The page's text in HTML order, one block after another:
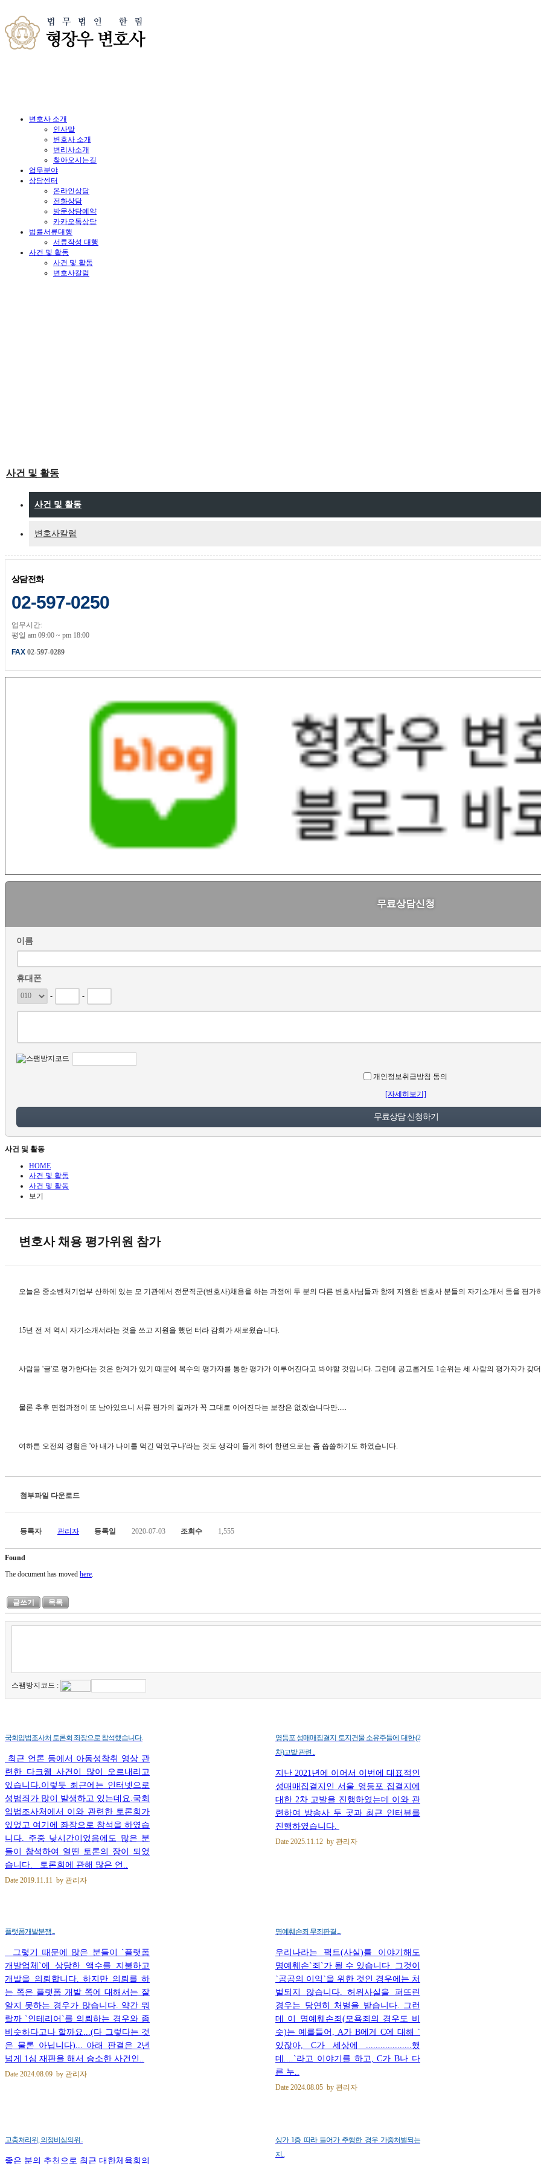
변호사 소개
인사말
변호사 소개
변리사소개
찾아오시는길
업무분야
상담센터
온라인상담
전화상담
방문상담예약
카카오톡상담
법률서류대행
서류작성 대행
사건 및 활동
사건 및 활동
변호사칼럼
사건 및 활동
사건 및 활동
변호사칼럼
상담전화
02-597-0250
업무시간:
평일 am 09:00 ~ pm 18:00
FAX 02-597-0289
무료상담신청
이름
휴대폰
- -
개인정보취급방침 동의
[자세히보기]
사건 및 활동
HOME
사건 및 활동
사건 및 활동
보기
변호사 채용 평가위원 참가
오늘은 중소벤처기업부 산하에 있는 모 기관에서 전문직군(변호사)채용을 하는 과정에 두 분의 다른 변호사님들과 함께 지원한 변호사 분들의 자기소개서 등을 평가
15년 전 저 역시 자기소개서라는 것을 쓰고 지원을 했던 터라 감회가 새로웠습니다.
사람을 '글'로 평가한다는 것은 한계가 있기 때문에 복수의 평가자를 통한 평가가 이루어진다고 봐야할 것입니다. 그런데 공교롭게도 1순위는 세 사람의 평가자가 갖
물론 추후 면접과정이 또 남아있으니 서류 평가의 결과가 꼭 그대로 이어진다는 보장은 없겠습니다만.....
여하튼 오전의 경험은 '아 내가 나이를 먹긴 먹었구나'라는 것도 생각이 들게 하여 한편으로는 좀 씁쓸하기도 하였습니다.
첨부파일 다운로드
등록자 관리자 등록일 2020-07-03 조회수 1,555
Found
The document has moved here
글쓰기 목록
스팸방지코드 :
국회입법조사처 토론회 좌장으로 참석했습니다.
최근 언론 등에서 아동성착취 영상 관
련한 다크웹 사건이 많이 오르내리고
있습니다.이렇듯 최근에는 인터넷으로
성범죄가 많이 발생하고 있는데요.국회
입법조사처에서 이와 관련한 토론회가
있었고 여기에 좌장으로 참석을 하였습
니다. 주중 낮시간이었음에도 많은 분
들이 참석하여 열띤 토론의 장이 되었
습니다. 토론회에 관해 많은 언..
Date 2019.11.11 by 관리자
영등포 성매매집결지 토지건물 소유주들에 대한 (2
차)고발 관련 ..
지난 2021년에 이어서 이번에 대표적인
성매매집결지인 서울 영등포 집결지에
대한 2차 고발을 진행하였는데 이와 관
련하여 방송사 두 곳과 최근 인터뷰를
진행하였습니다.
Date 2025.11.12 by 관리자
플랫폼개발분쟁...
그렇기 때문에 많은 분들이 `플랫폼
개발업체`에 상당한 액수를 지불하고
개발을 의뢰합니다. 하지만 의뢰를 하
는 쪽은 플랫폼 개발 쪽에 대해서는 잘
알지 못하는 경우가 많습니다. 약간 뭐
랄까 `인테리어`를 의뢰하는 경우와 좀
비슷하다고나 할까요...(다 그렇다는 것
은 물론 아닙니다)... 아래 판결은 2년
넘게 1심 재판을 해서 승소한 사건인..
Date 2024.08.09 by 관리자
명예훼손죄 무죄판결....
우리나라는 팩트(사실)를 이야기해도
명예훼손`죄`가 될 수 있습니다. 그것이
`공공의 이익`을 위한 것인 경우에는 처
벌되지 않습니다. 허위사실을 퍼뜨린
경우는 당연히 처벌을 받습니다. 그런
데 이 명예훼손죄(모욕죄의 경우도 비
슷)는 예를들어, A가 B에게 C에 대해 `
있잖아, C가 세상에 ...................했
데....`라고 이야기를 하고, C가 B나 다
른 누..
Date 2024.08.05 by 관리자
고충처리위, 의정비심의위..
좋은 분의 추천으로 최근 대한체육회의
상가 1층 따라 들어가 추행한 경우 가중처벌되는
지..